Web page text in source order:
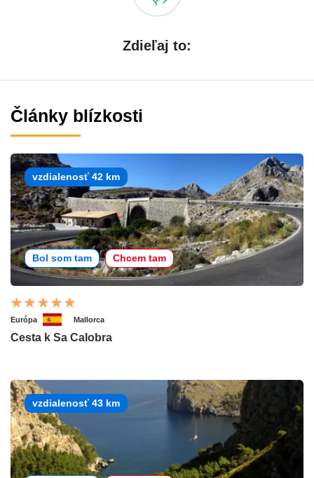
Zdieľaj to:
Články blízkosti
vzdialenosť 42 km
Bol som tam Chcem tam
Európa Mallorca
Cesta k Sa Calobra
vzdialenosť 43 km